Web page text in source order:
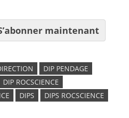
maintenant
DIP PENDAGE
DIP ROCSCIENCE
DIPS
DIPS ROCSCIENCE